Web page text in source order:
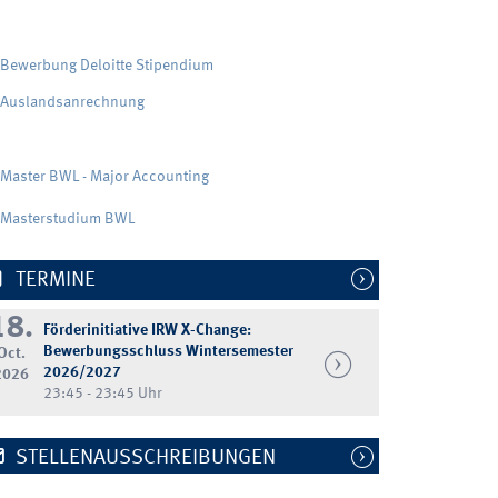
Bewerbung Deloitte Stipendium
Auslandsanrechnung
Master BWL - Major Accounting
Masterstudium BWL
TERMINE
Förderinitiative IRW X-Change:
Bewerbungsschluss Wintersemester
2026/2027
23:45 - 23:45 Uhr
STELLENAUSSCHREIBUNGEN